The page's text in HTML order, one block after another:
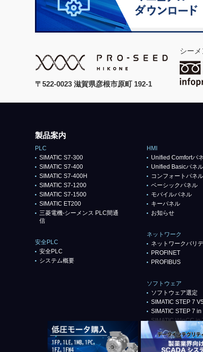
〒522-0023 滋賀県彦根市原町 192-1
シー
製品案内
PLC
SIMATIC S7-300
SIMATIC S7-400
SIMATIC S7-400H
SIMATIC S7-1200
SIMATIC S7-1500
SIMATIC ET200
三菱電機-シーメンス PLC間通
信
安全PLC
安全PLC
システム概要
HMI
Unified Comfortパ
Unified Basicパネル
コンフォートパネル
ベーシックパネル
モバイルパネル
キーパネル
お知らせ
ネットワーク
ネットワークバリ
PROFlNET
PROFIBUS
ソフトウェア
ソフトウェア選定
SIMATIC STEP 7
SIMATIC STEP 7 in
SIMATIC WinCC in